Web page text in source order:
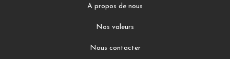
A propos de nous
Nos valeurs
Nous contacter